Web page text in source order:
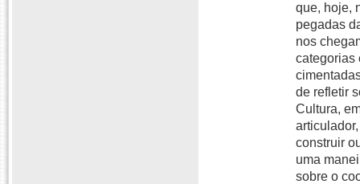
que, hoje,
pegadas
nos
categorias
de refletir
Cultura,
construir
uma
sobre o